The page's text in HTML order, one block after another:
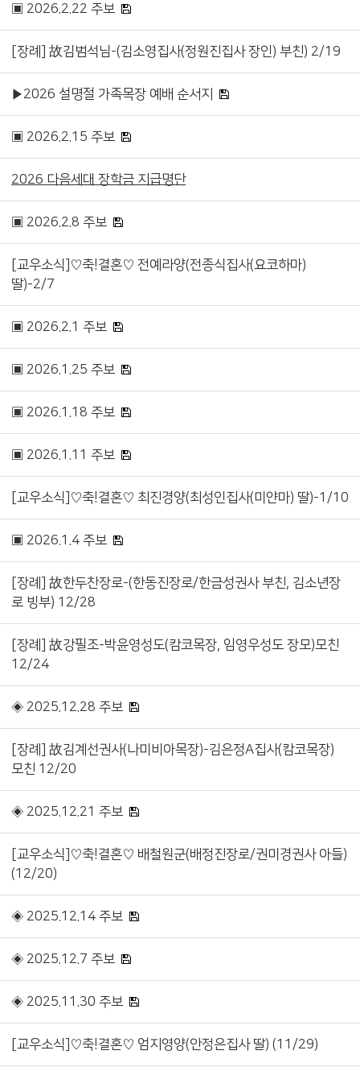
▣ 2026.2.22 주보
[장례] 故김범석님-(김소영집사(정원진집사 장인) 부친) 2/19
▶2026 설명절 가족목장 예배 순서지
▣ 2026.2.15 주보
2026 다음세대 장학금 지급명단
▣ 2026.2.8 주보
[교우소식]♡축!결혼♡ 전예라양(전종식집사(요코하마)
딸)-2/7
▣ 2026.2.1 주보
▣ 2026.1.25 주보
▣ 2026.1.18 주보
▣ 2026.1.11 주보
[교우소식]♡축!결혼♡ 최진경양(최성인집사(미얀마) 딸)-1/10
▣ 2026.1.4 주보
[장례] 故한두찬장로-(한동진장로/한금성권사 부친, 김소년장
로 빙부) 12/28
[장례] 故강필조-박윤영성도(캄코목장, 임영우성도 장모)모친
12/24
◈ 2025.12.28 주보
[장례] 故김계선권사(나미비아목장)-김은정A집사(캄코목장)
모친 12/20
◈ 2025.12.21 주보
[교우소식]♡축!결혼♡ 배철원군(배정진장로/권미경권사 아들)
(12/20)
◈ 2025.12.14 주보
◈ 2025.12.7 주보
◈ 2025.11.30 주보
[교우소식]♡축!결혼♡ 엄지영양(안정은집사 딸) (11/29)